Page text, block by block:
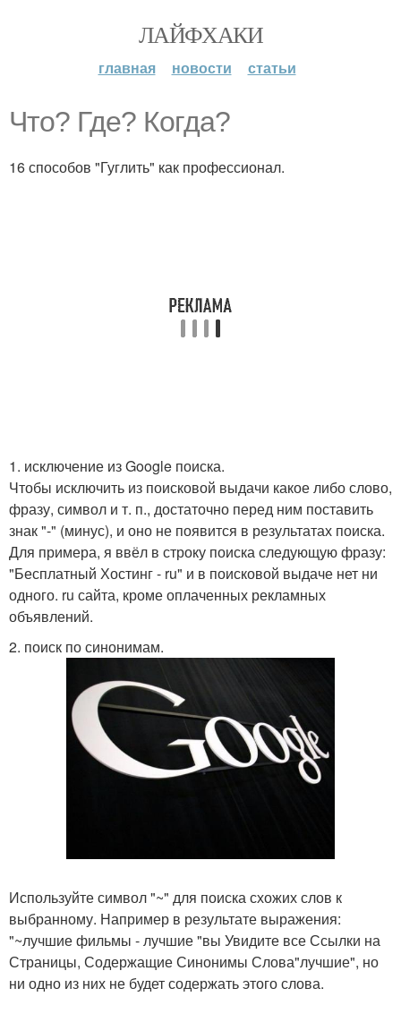
ЛАЙФХАКИ
главная новости статьи
Что? Где? Когда?
16 способов "Гуглить" как профессионал.
1. исключение из Google поиска.
Чтобы исключить из поисковой выдачи какое либо слово,
фразу, символ и т. п., достаточно перед ним поставить
знак "-" (минус), и оно не появится в результатах поиска.
Для примера, я ввёл в строку поиска следующую фразу:
"Бесплатный Хостинг - ru" и в поисковой выдаче нет ни
одного. ru сайта, кроме оплаченных рекламных
объявлений.
2. поиск по синонимам.
Используйте символ "~" для поиска схожих слов к
выбранному. Например в результате выражения:
"~лучшие фильмы - лучшие "вы Увидите все Ссылки на
Страницы, Содержащие Синонимы Слова"лучшие", но
ни одно из них не будет содержать этого слова.